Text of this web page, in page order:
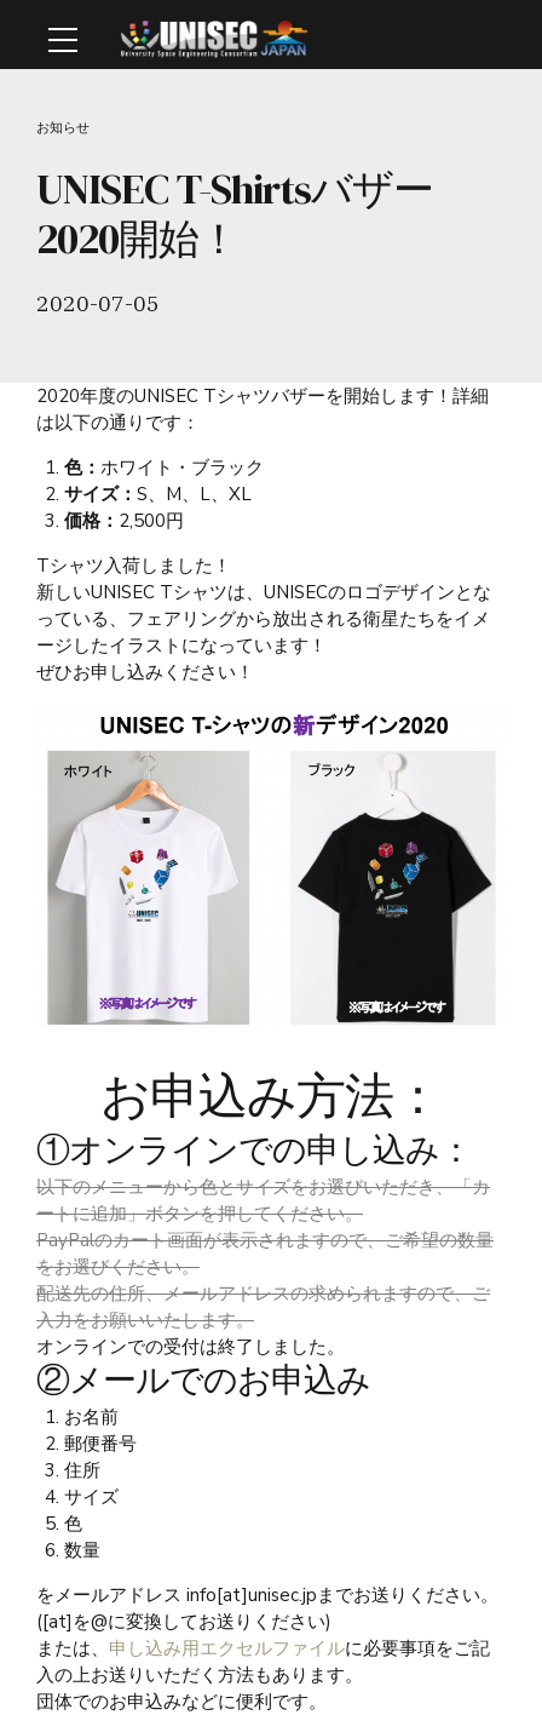
お知らせ
UNISEC T-Shirtsバザー
2020開始！
2020-07-05
2020年度のUNISEC Tシャツバザーを開始します！詳細
は以下の通りです：
色： ホワイト・ブラック
サイズ： S、M、L、XL
価格： 2,500円
Tシャツ入荷しました！
新しいUNISEC Tシャツは、UNISECのロゴデザインとな
っている、フェアリングから放出される衛星たちをイメ
ージしたイラストになっています！
ぜひお申し込みください！
お申込み方法：
①オンラインでの申し込み：
以下のメニューから色とサイズをお選びいただき、「カ
ートに追加」ボタンを押してください。
PayPalのカート画面が表示されますので、ご希望の数量
をお選びください。
配送先の住所、メールアドレスの求められますので、ご
入力をお願いいたします。
オンラインでの受付は終了しました。
②メールでのお申込み
お名前
郵便番号
住所
サイズ
色
数量
をメールアドレス info[at]unisec.jpまでお送りください。
([at]を@に変換してお送りください)
または、 申し込み用エクセルファイルに必要事項をご記
入の上お送りいただく方法もあります。
団体でのお申込みなどに便利です。